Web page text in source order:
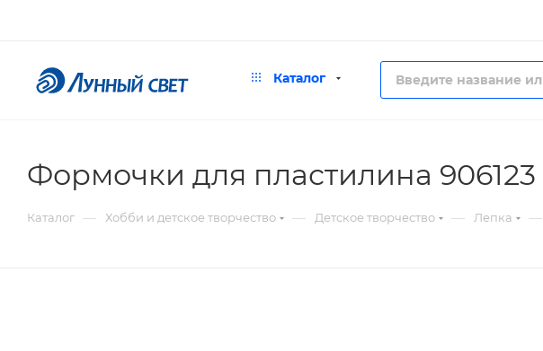
Каталог
Формочки для пластилина 906123
Каталог — Хобби и детское творчество — Детское творчество — Лепка —